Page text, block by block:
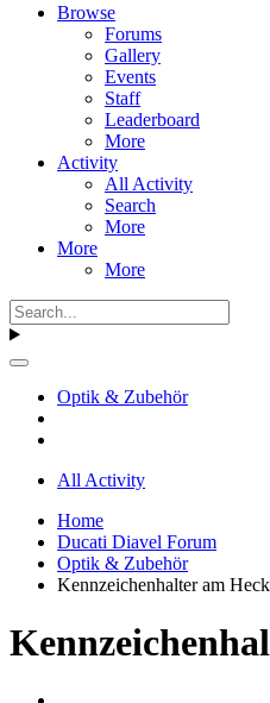
Browse
Forums
Gallery
Events
Staff
Leaderboard
More
Activity
All Activity
Search
More
More
More
Optik & Zubehör
All Activity
Home
Ducati Diavel Forum
Optik & Zubehör
Kennzeichenhalter am Heck